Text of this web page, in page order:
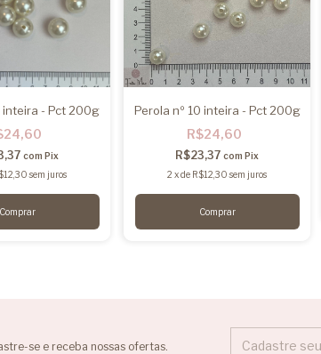
inteira - Pct 200g
com Pix
sem juros
Perola nº 10 inteira - Pct 200g
R$24,60
R$23,37 com Pix
2 xde R$12,30 sem juros
se e receba nossas ofertas.